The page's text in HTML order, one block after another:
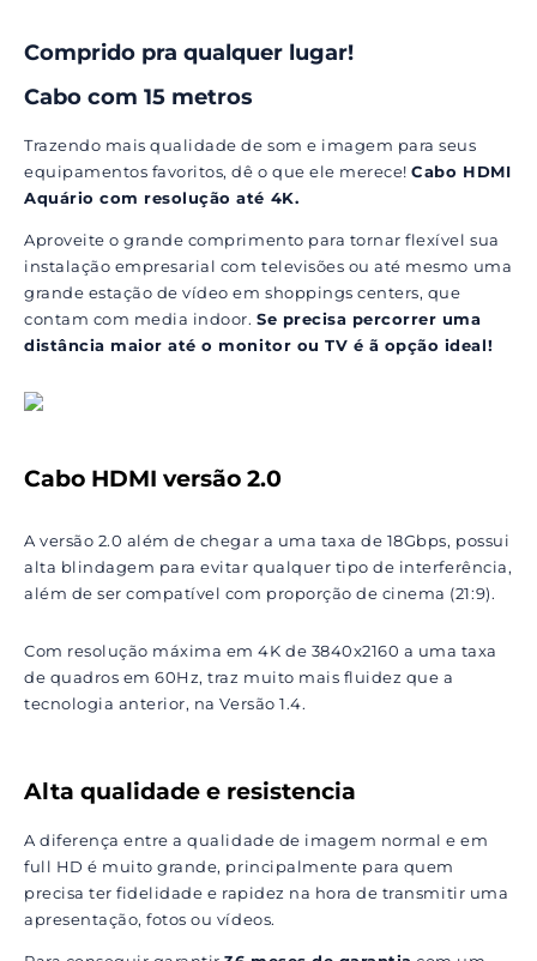
Comprido pra qualquer lugar!
Cabo com 15 metros
Trazendo mais qualidade de som e imagem para seus
equipamentos favoritos, dê o que ele merece!Cabo HDMI
Aquário com resolução até 4K.
Aproveite o grande comprimento para tornar flexível sua
instalação empresarial com televisões ou até mesmo uma
grande estação de vídeo em shoppings centers, que
contam com media indoor.Se precisa percorrer uma
distância maior até o monitor ou TV é ã opção ideal!
Cabo HDMI versão 2.0
A versão 2.0 além de chegar a uma taxa de 18Gbps, possui
alta blindagem para evitar qualquer tipo de interferência,
além de ser compatível com proporção de cinema (21:9).
Com resolução máxima em 4K de 3840x2160 a uma taxa
de quadros em 60Hz, traz muito mais fluidez que a
tecnologia anterior, na Versão 1.4.
Alta qualidade e resistencia
A diferença entre a qualidade de imagem normal e em
full HD é muito grande, principalmente para quem
precisa ter fidelidade e rapidez na hora de transmitir uma
apresentação, fotos ou vídeos.